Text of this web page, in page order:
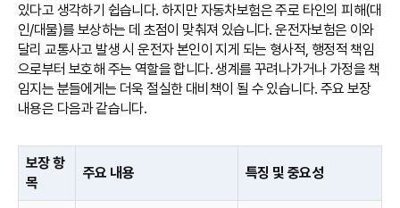
있다고 생각하기 쉽습니다. 하지만 자동차보험은 주로 타인의 피해(대
인/대물)를 보상하는 데 초점이 맞춰져 있습니다. 운전자보험은 이와
달리 교통사고 발생 시 운전자 본인이 지게 되는 형사적, 행정적 책임
으로부터 보호해 주는 역할을 합니다. 생계를 꾸려나가거나 가정을 책
임지는 분들에게는 더욱 절실한 대비책이 될 수 있습니다. 주요 보장
내용은 다음과 같습니다.
보장 항
목
주요 내용 특징 및 중요성